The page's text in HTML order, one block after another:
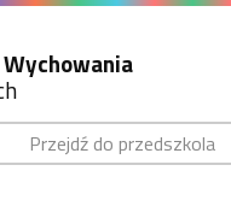
Przejdź do przedszkola